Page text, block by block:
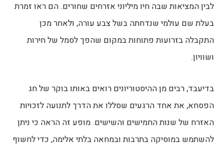
לבין המציאות שבה חיו מיליוני אזרחים שחורים. הם ראו זמרת
בעלת שם עולמי שנדחתה בשל צבע עורה, ולאחר מכן
התקבלה בזרועות פתוחות במקום שהפך לסמל של חירות
ושוויון.
בדיעבד, רבים מן ההיסטוריונים רואים באותו בוקר של חג
הפסחא, את אחד הרגעים שסללו את הדרך לתנועה לזכויות
האזרח של שנות החמישים והשישים. מופע זה הראה כי ניתן
להשתמש במוסיקה בתרבות ובמחאה בלתי אלימה, כדי לחשוף